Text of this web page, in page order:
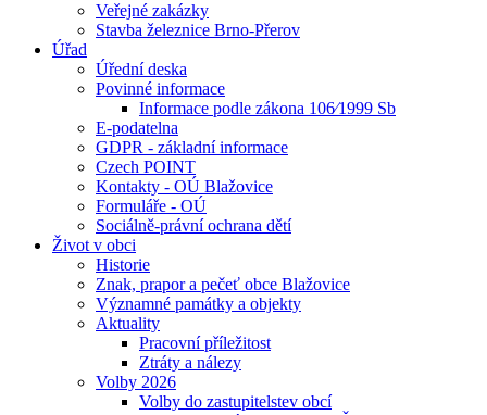
Veřejné zakázky
Stavba železnice Brno-Přerov
Úřad
Úřední deska
Povinné informace
Informace podle zákona 106⁄1999 Sb
E-podatelna
GDPR - základní informace
Czech POINT
Kontakty - OÚ Blažovice
Formuláře - OÚ
Sociálně-právní ochrana dětí
Život v obci
Historie
Znak, prapor a pečeť obce Blažovice
Významné památky a objekty
Aktuality
Pracovní příležitost
Ztráty a nálezy
Volby 2026
Volby do zastupitelstev obcí